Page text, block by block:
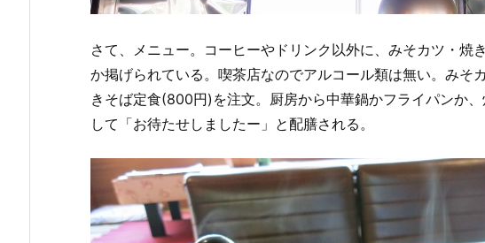
さて、メニュー。コーヒーやドリンク以外に、みそカツ・焼
か掲げられている。喫茶店なのでアルコール類は無い。みそ
きそば定食(800円)を注文。厨房から中華鍋かフライパンか
して「お待たせしましたー」と配膳される。